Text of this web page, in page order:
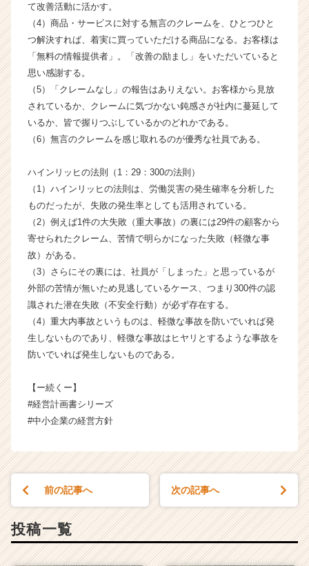
チ
ア
ア
（C
h
e
r
C
a
r
e
e
て改善活動に活かす。
（4）商品・サービスに対する無言のクレームを、ひとつひと
つ解決すれば、着実に買っていただける商品になる。お客様は
「無料の情報提供者」。「改善の励まし」をいただいていると
思い感謝する。
（5）「クレームなし」の報告はありえない。お客様から見放
されているか、クレームに気づかない鈍感さが社内に蔓延して
いるか、皆で握りつぶしているかのどれかである。
（6）無言のクレームを感じ取れるのが優秀な社員である。
ハインリッヒの法則（1：29：300の法則）
（1）ハインリッヒの法則は、労働災害の発生確率を分析した
ものだったが、失敗の発生率としても活用されている。
（2）例えば1件の大失敗（重大事故）の裏には29件の顧客から
寄せられたクレーム、苦情で明らかになった失敗（軽微な事
故）がある。
（3）さらにその裏には、社員が「しまった」と思っているが
外部の苦情が無いため見逃しているケース、つまり300件の認
識された潜在失敗（不安全行動）が必ず存在する。
（4）重大内事故というものは、軽微な事故を防いでいれば発
生しないものであり、軽微な事故はヒヤリとするような事故を
防いでいれば発生しないものである。
【ー続くー】
#経営計画書シリーズ
#中小企業の経営方針
前の記事へ 次の記事へ
投稿一覧